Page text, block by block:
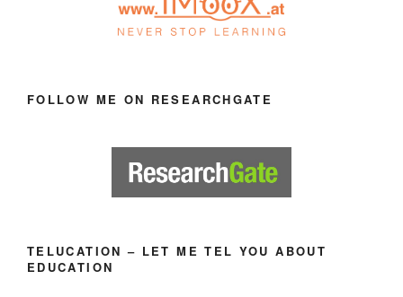
FOLLOW ME ON RESEARCHGATE
TELUCATION – LET ME TEL YOU ABOUT
EDUCATION